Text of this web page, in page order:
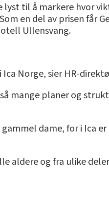
til å markere hvor
en del av prisen får
Ullensvang.
Norge, sier HR-
mange planer og
dame, for i Ica
aldere og fra ulike